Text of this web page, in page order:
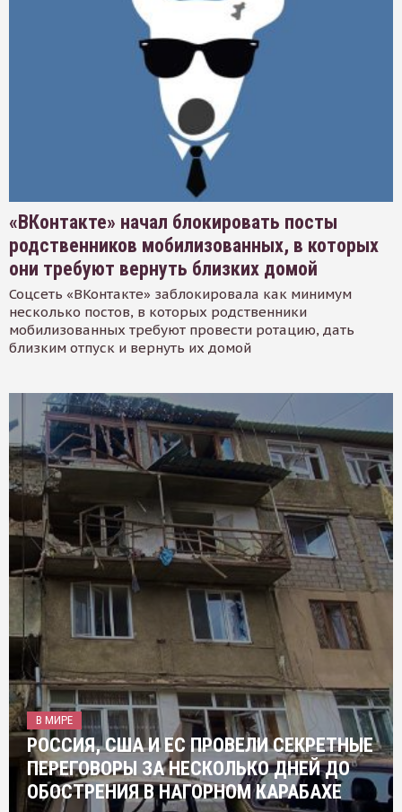
«ВКонтакте» начал блокировать посты
родственников мобилизованных, в которых
они требуют вернуть близких домой
Соцсеть «ВКонтакте» заблокировала как минимум
несколько постов, в которых родственники
мобилизованных требуют провести ротацию, дать
близким отпуск и вернуть их домой
В МИРЕ
РОССИЯ, США И ЕС ПРОВЕЛИ СЕКРЕТНЫЕ
ПЕРЕГОВОРЫ ЗА НЕСКОЛЬКО ДНЕЙ ДО
ОБОСТРЕНИЯ В НАГОРНОМ КАРАБАХЕ